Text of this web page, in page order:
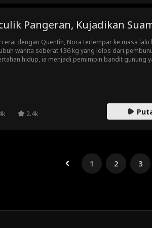
Pangeran, Kujadikan
dengan Quentin, Nora terlempar ke masa lalu
wanita seberat 136 kg yang lolos dari
hidup, ia menjadi pemimpin bandit gunung
2.4k
1 2 3